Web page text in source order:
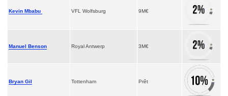
Kevin Mbabu VFL Wolfsburg 9M€
Manuel Benson Royal Antwerp 3M€
Bryan Gil Tottenham Prêt